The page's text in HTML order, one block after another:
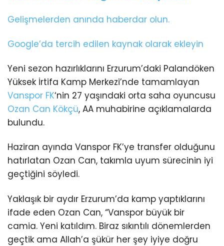
Gelişmelerden anında haberdar olun.
Google’da tercih edilen kaynak olarak ekleyin
Yeni sezon hazırlıklarını Erzurum’daki Palandöken
Yüksek İrtifa Kamp Merkezi’nde tamamlayan
Vanspor FK‘nin 27 yaşındaki orta saha oyuncusu
Ozan Can Kökçü, AA muhabirine açıklamalarda
bulundu.
Haziran ayında Vanspor FK’ye transfer olduğunu
hatırlatan Ozan Can, takımla uyum sürecinin iyi
geçtiğini söyledi.
Yaklaşık bir aydır Erzurum’da kamp yaptıklarını
ifade eden Ozan Can, “Vanspor büyük bir
camia. Yeni katıldım. Biraz sıkıntılı dönemlerden
geçtik ama Allah’a şükür her şey iyiye doğru